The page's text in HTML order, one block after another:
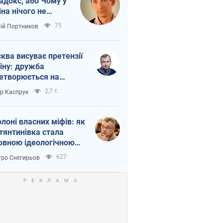
нічого не
з Україною
Портников 75
висуває претензії
дружба
на
Росії від
Каспрук 2,7 т.
власних міфів: як
стала
ідеологічною
для російських
Снєгирьов 627